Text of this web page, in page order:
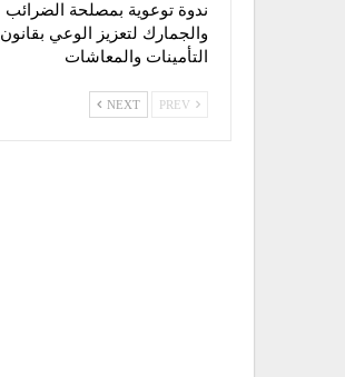
ندوة توعوية بمصلحة الضرائب
والجمارك لتعزيز الوعي بقانون
التأمينات والمعاشات
NEXT